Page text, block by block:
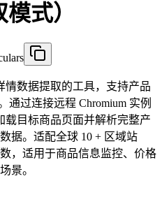
式）
情数据提取的工具，支持产品
通过连接远程 Chromium 实例
载目标商品页面并解析完整产
据。适配全球 10 + 区域站
，适用于商品信息监控、价格
景。